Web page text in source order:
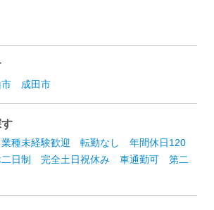
成田市
業種未経験歓迎 転勤なし
年間休日120
日制 完全土日祝休み 車通勤可
第二